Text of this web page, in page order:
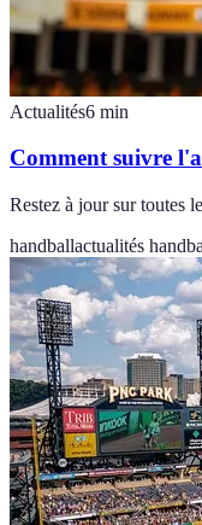
Actualités6 min
Comment suivre
Restez à jour sur toutes
handballactualités